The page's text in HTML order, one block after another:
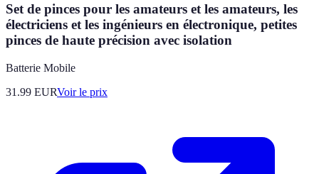
Set de pinces pour les amateurs et les amateurs, les
électriciens et les ingénieurs en électronique, petites
pinces de haute précision avec isolation
Batterie Mobile
31.99 EURVoir le prix